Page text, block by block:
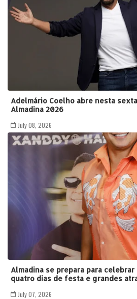
Adelmário Coelho abre nesta
Almadina 2026
July 08, 2026
Almadina se prepara para celebrar
quatro dias de festa e grandes
July 07, 2026